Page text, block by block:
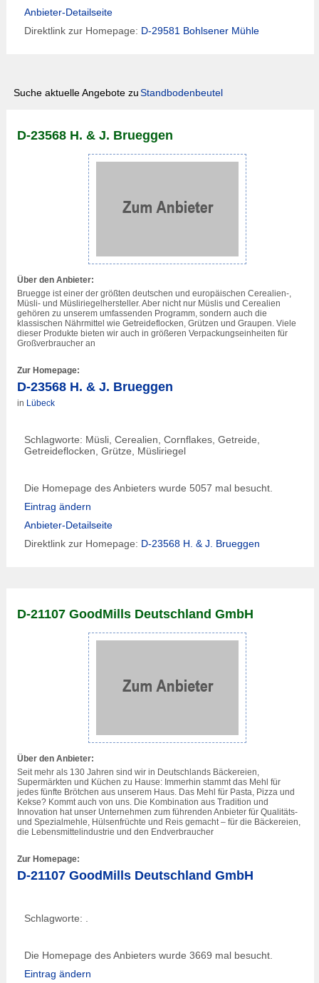
Anbieter-Detailseite
Direktlink zur Homepage: D-29581 Bohlsener Mühle
Suche aktuelle Angebote zuStandbodenbeutel
D-23568 H. & J. Brueggen
Über den Anbieter:
Bruegge ist einer der größten deutschen und europäischen Cerealien-,
Müsli- und Müsliriegelhersteller. Aber nicht nur Müslis und Cerealien
gehören zu unserem umfassenden Programm, sondern auch die
klassischen Nährmittel wie Getreideflocken, Grützen und Graupen. Viele
dieser Produkte bieten wir auch in größeren Verpackungseinheiten für
Großverbraucher an
Zur Homepage:
D-23568 H. & J. Brueggen
in Lübeck
Schlagworte: Müsli, Cerealien, Cornflakes, Getreide,
Getreideflocken, Grütze, Müsliriegel
Die Homepage des Anbieters wurde 5057 mal besucht.
Eintrag ändern
Anbieter-Detailseite
Direktlink zur Homepage: D-23568 H. & J. Brueggen
D-21107 GoodMills Deutschland GmbH
Über den Anbieter:
Seit mehr als 130 Jahren sind wir in Deutschlands Bäckereien,
Supermärkten und Küchen zu Hause: Immerhin stammt das Mehl für
jedes fünfte Brötchen aus unserem Haus. Das Mehl für Pasta, Pizza und
Kekse? Kommt auch von uns. Die Kombination aus Tradition und
Innovation hat unser Unternehmen zum führenden Anbieter für Qualitäts-
und Spezialmehle, Hülsenfrüchte und Reis gemacht – für die Bäckereien,
die Lebensmittelindustrie und den Endverbraucher
Zur Homepage:
D-21107 GoodMills Deutschland GmbH
Schlagworte: .
Die Homepage des Anbieters wurde 3669 mal besucht.
Eintrag ändern